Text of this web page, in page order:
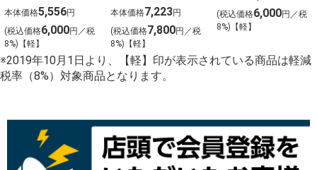
入)
本体価格5,556円
(税込価格6,000円／税
8%)【軽】
(54貫入)
本体価格7,223円
(税込価格7,800円／税
8%)【軽】
(税込価格6,000円／税
8%)【軽】
※2019年10月1日より、【軽】印が表示されている商品は軽減
税率（8%）対象商品となります。